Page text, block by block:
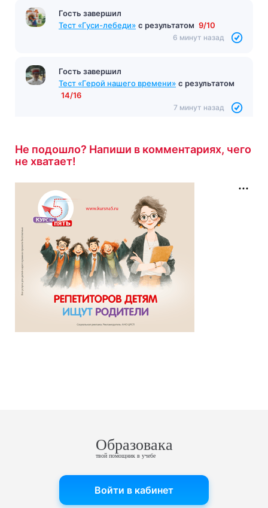
Гость завершил
Тест «Гуси-лебеди» с результатом 9/10
6 минут назад
Гость завершил
Тест «Герой нашего времени» с результатом
14/16
7 минут назад
Не подошло? Напиши в комментариях, чего
не хватает!
Образовака
твой помощник в учебе
Войти в кабинет